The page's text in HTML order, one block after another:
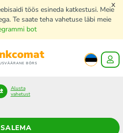
töös esineda katkestusi. Meie
Te saate teha vahetuse läbi meie
bot
x
BÖRS
Alusta
vahetust